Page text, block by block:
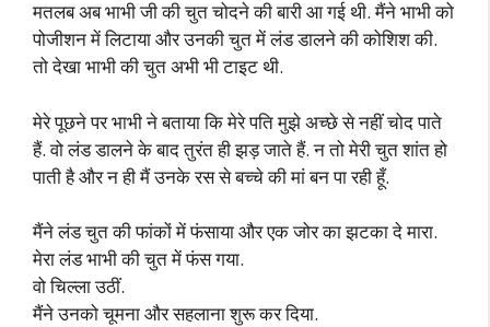
मतलब अब भाभी जी की चुत चोदने की बारी आ गई थी. मैंने भाभी को
पोजीशन में लिटाया और उनकी चुत में लंड डालने की कोशिश की.
तो देखा भाभी की चुत अभी भी टाइट थी.
मेरे पूछने पर भाभी ने बताया कि मेरे पति मुझे अच्छे से नहीं चोद पाते
हैं. वो लंड डालने के बाद तुरंत ही झड़ जाते हैं. न तो मेरी चुत शांत हो
पाती है और न ही मैं उनके रस से बच्चे की मां बन पा रही हूँ.
मैंने लंड चुत की फांकों में फंसाया और एक जोर का झटका दे मारा.
मेरा लंड भाभी की चुत में फंस गया.
वो चिल्ला उठीं.
मैंने उनको चूमना और सहलाना शुरू कर दिया.